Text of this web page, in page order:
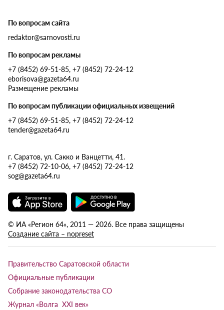
По вопросам сайта
redaktor@sarnovosti.ru
По вопросам рекламы
+7 (8452) 69-51-85, +7 (8452) 72-24-12
eborisova@gazeta64.ru
Размещение рекламы
По вопросам публикации официальных извещений
+7 (8452) 69-51-85, +7 (8452) 72-24-12
tender@gazeta64.ru
г. Саратов, ул. Сакко и Ванцетти, 41.
+7 (8452) 72-10-06, +7 (8452) 72-24-12
sog@gazeta64.ru
© ИА «Регион 64», 2011 — 2026. Все права защищены
Создание сайта – nopreset
Правительство Саратовской области
Официальные публикации
Собрание законодательства СО
Журнал «Волга XXI век»